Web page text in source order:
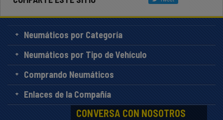
Neumáticos por Categoría
Neumáticos por Tipo de Vehículo
Comprando Neumáticos
Enlaces de la Compañía
CONVERSA CON NOSOTROS